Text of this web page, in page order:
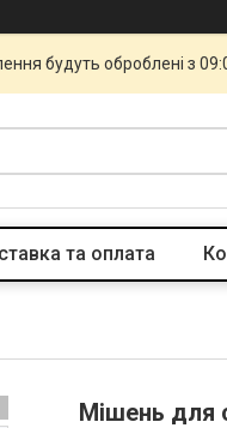
будуть оброблені з
та оплата
Мішень для